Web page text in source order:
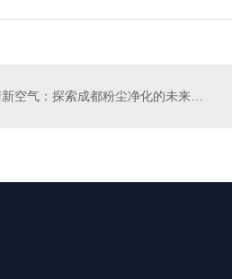
呼吸清新空气：探索成都粉尘净化的未来路径